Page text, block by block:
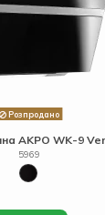
Розпродано
AKPO WK-9
5969